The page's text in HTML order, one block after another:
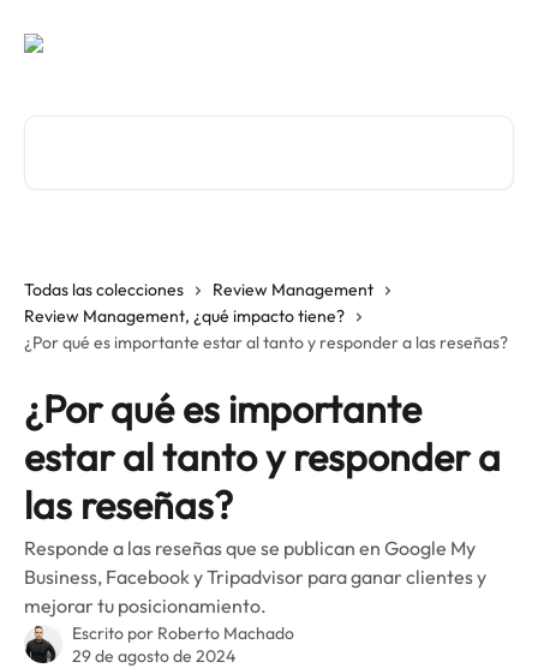
Todas las colecciones
Review Management
Review Management, ¿qué impacto tiene?
¿Por qué es importante estar al tanto y responder a las reseñas?
¿Por qué es importante
estar al tanto y responder a
las reseñas?
Responde a las reseñas que se publican en Google My
Business, Facebook y Tripadvisor para ganar clientes y
mejorar tu posicionamiento.
Escrito por Roberto Machado
29 de agosto de 2024